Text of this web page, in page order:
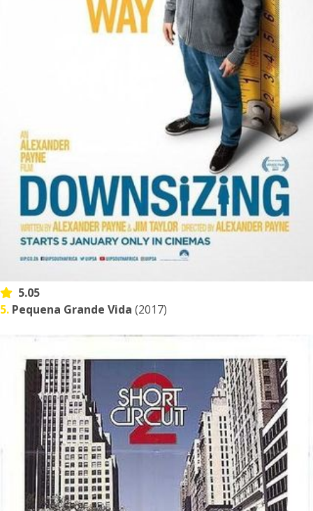
5.05
5. Pequena Grande Vida (2017)